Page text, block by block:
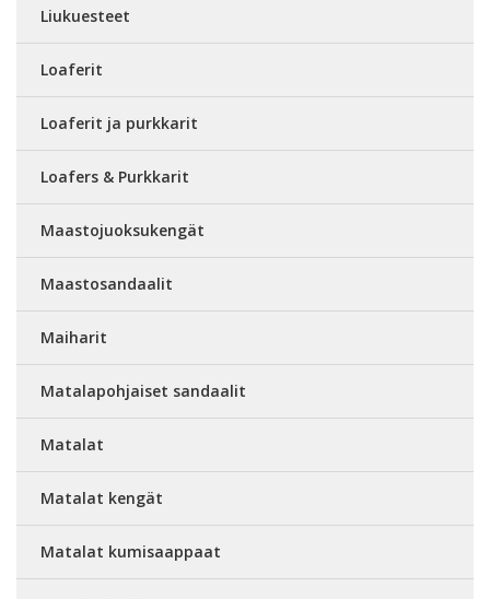
Liukuesteet
Loaferit
Loaferit ja purkkarit
Loafers & Purkkarit
Maastojuoksukengät
Maastosandaalit
Maiharit
Matalapohjaiset sandaalit
Matalat
Matalat kengät
Matalat kumisaappaat